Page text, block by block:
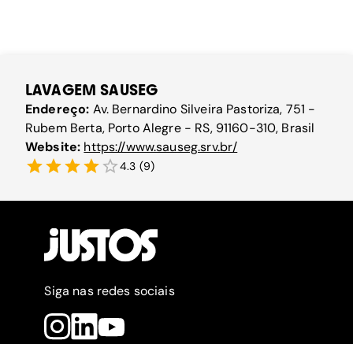
LAVAGEM SAUSEG
Endereço: Av. Bernardino Silveira Pastoriza, 751 -
Rubem Berta, Porto Alegre - RS, 91160-310, Brasil
Website: https://www.sauseg.srv.br/
4.3 (9)
Siga nas redes sociais